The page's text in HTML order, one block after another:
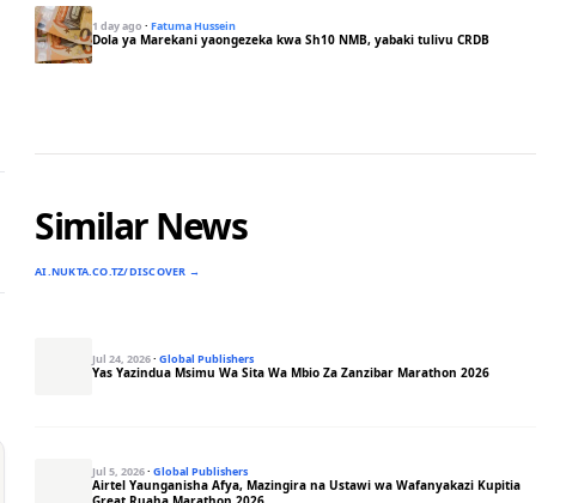
1 day ago ·Fatuma Hussein
Dola ya Marekani yaongezeka kwa Sh10 NMB, yabaki tulivu CRDB
Similar News
AI.NUKTA.CO.TZ/DISCOVER →
Jul 24, 2026·Global Publishers
Yas Yazindua Msimu Wa Sita Wa Mbio Za Zanzibar Marathon 2026
Jul 5, 2026·Global Publishers
Airtel Yaunganisha Afya, Mazingira na Ustawi wa Wafanyakazi Kupitia